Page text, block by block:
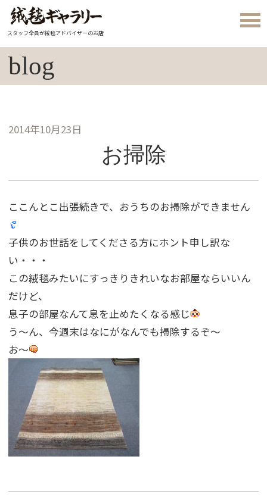
スタッフ全員が絨毯アドバイザーのお店
blog
2014年10月23日
お掃除
ここんとこ出張続きで、おうちのお掃除ができません
子供のお世話をしてくださる方にホント申し訳な
い・・・
この絨毯みたいにすっきりきれいなお部屋ならいいん
だけど、
息子の部屋なんて息を止めたくなる感じ
う〜ん、今週末はなにがなんでも掃除するぞ〜
お〜